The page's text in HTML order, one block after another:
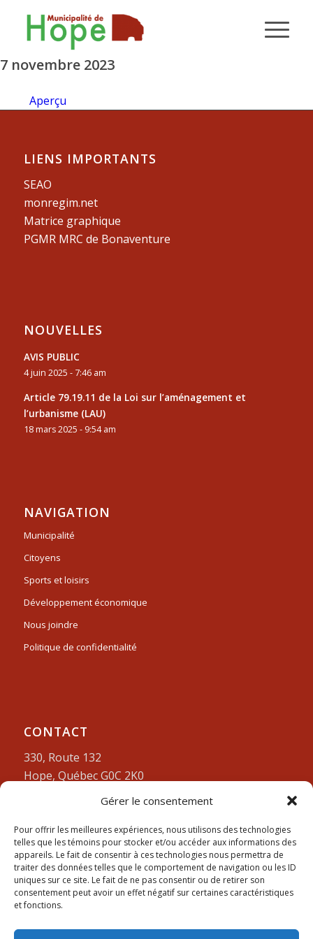
Gérer le consentement
Pour offrir les meilleures expériences, nous utilisons des technologies
telles que les témoins pour stocker et/ou accéder aux informations des
appareils. Le fait de consentir à ces technologies nous permettra de
traiter des données telles que le comportement de navigation ou les ID
uniques sur ce site. Le fait de ne pas consentir ou de retirer son
consentement peut avoir un effet négatif sur certaines caractéristiques
et fonctions.
7 novembre 2023
Aperçu
LIENS IMPORTANTS
SEAO
monregim.net
Matrice graphique
PGMR MRC de Bonaventure
NOUVELLES
AVIS PUBLIC
4 juin 2025 - 7:46 am
Article 79.19.11 de la Loi sur l’aménagement et
l’urbanisme (LAU)
18 mars 2025 - 9:54 am
NAVIGATION
Municipalité
Citoyens
Sports et loisirs
Développement économique
Nous joindre
Politique de confidentialité
CONTACT
330, Route 132
Hope, Québec G0C 2K0
Lundi-vendredi:9am à 4pm